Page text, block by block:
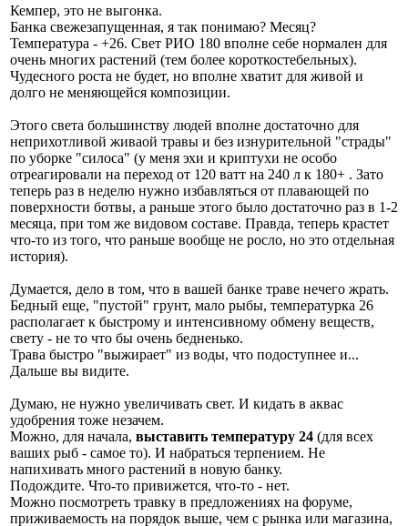
Кемпер, это не выгонка.
Банка свежезапущенная, я так понимаю? Месяц?
Температура - +26. Свет РИО 180 вполне себе нормален для
очень многих растений (тем более короткостебельных).
Чудесного роста не будет, но вполне хватит для живой и
долго не меняющейся композиции.
Этого света большинству людей вполне достаточно для
неприхотливой живаой травы и без изнурительной "страды"
по уборке "силоса" (у меня эхи и криптухи не особо
отреагировали на переход от 120 ватт на 240 л к 180+ . Зато
теперь раз в неделю нужно избавляться от плавающей по
поверхности ботвы, а раньше этого было достаточно раз в 1-2
месяца, при том же видовом составе. Правда, теперь крастет
что-то из того, что раньше вообще не росло, но это отдельная
история).
Думается, дело в том, что в вашей банке траве нечего жрать.
Бедный еще, "пустой" грунт, мало рыбы, температурка 26
располагает к быстрому и интенсивному обмену веществ,
свету - не то что бы очень бедненько.
Трава быстро "выжирает" из воды, что подоступнее и...
Дальше вы видите.
Думаю, не нужно увеличивать свет. И кидать в аквас
удобрения тоже незачем.
Можно, для начала, выставить температуру 24 (для всех
ваших рыб - самое то). И набраться терпением. Не
напихивать много растений в новую банку.
Подождите. Что-то привижется, что-то - нет.
Можно посмотреть травку в предложениях на форуме,
приживаемость на порядок выше, чем с рынка или магазина,